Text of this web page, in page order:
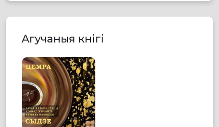
Агучаныя кнігі